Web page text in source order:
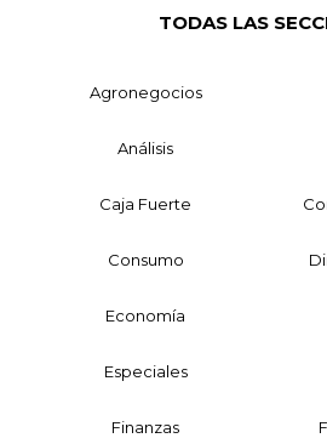
TODAS LAS
Agronegocios
Análisis
Caja Fuerte
Consumo
Economía
Especiales
Finanzas